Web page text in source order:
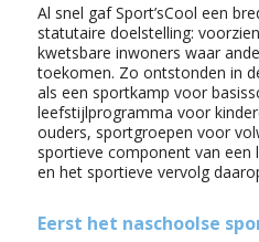
Al snel gaf Sport’sCool een
statutaire doelstelling:
kwetsbare inwoners waar
toekomen. Zo ontstonden in
als een sportkamp voor
leefstijlprogramma voor
ouders, sportgroepen voor
sportieve component van
en het sportieve vervolg
Eerst het naschoolse